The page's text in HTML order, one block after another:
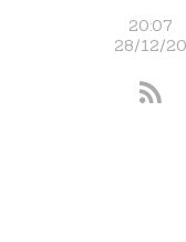
20:07
28/12/20